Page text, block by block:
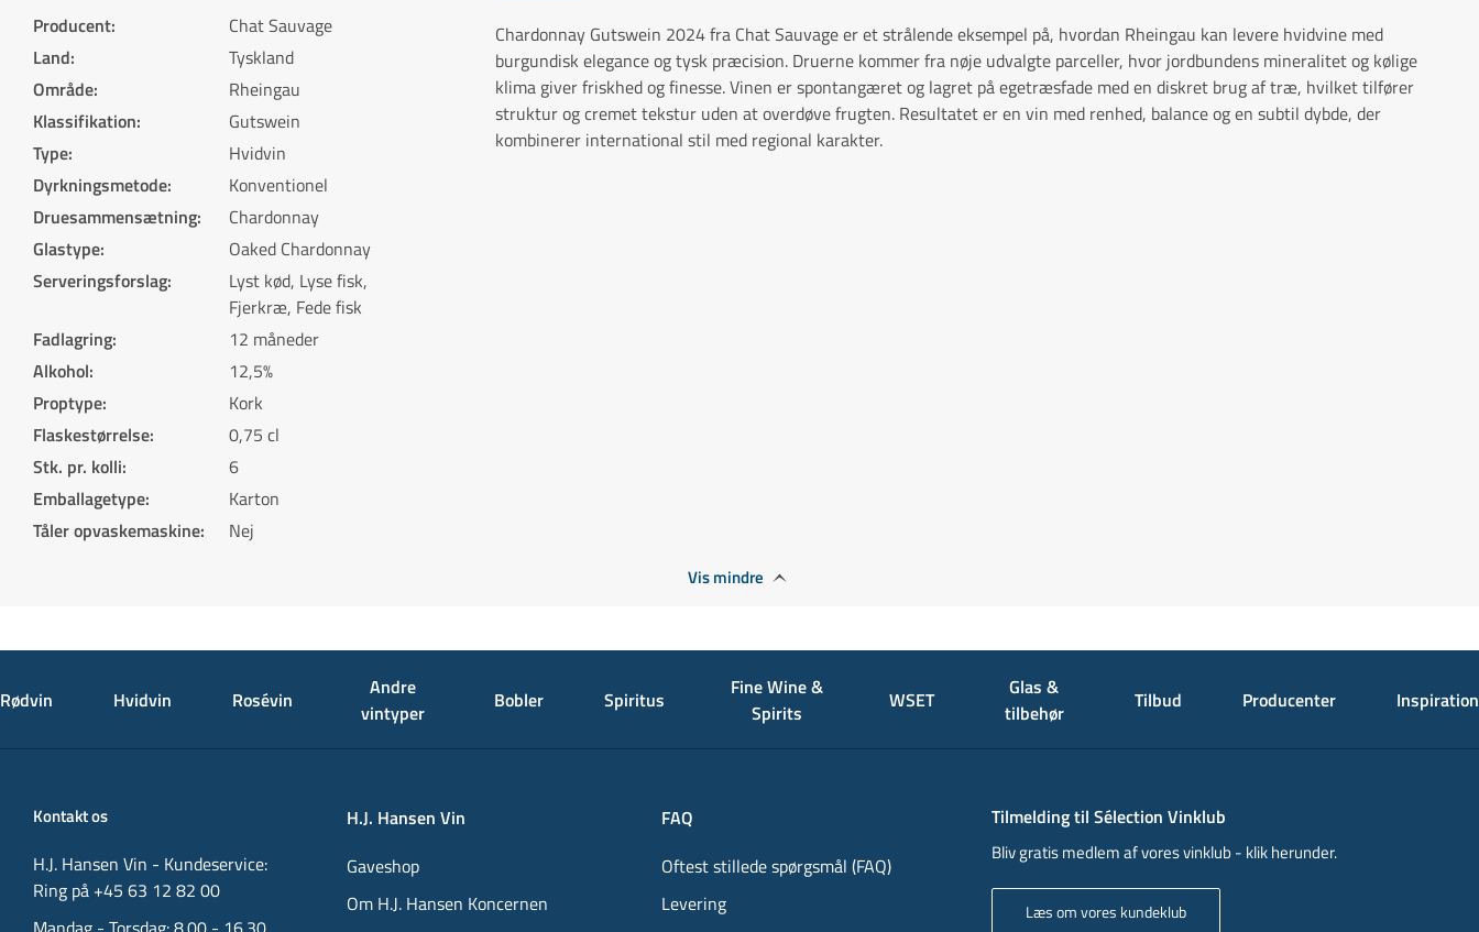
Producent:
Chat Sauvage
Land:
Tyskland
Område:
Rheingau
Klassifikation:
Gutswein
Type:
Hvidvin
Dyrkningsmetode:
Konventionel
Druesammensætning:
Chardonnay
Glastype:
Oaked Chardonnay
Serveringsforslag:
Lyst kød, Lyse fisk,
Fjerkræ, Fede fisk
Fadlagring:
12 måneder
Alkohol:
12,5%
Proptype:
Kork
Flaskestørrelse:
0,75 cl
Stk. pr. kolli:
6
Emballagetype:
Karton
Tåler opvaskemaskine: Nej
Chardonnay Gutswein 2024 fra Chat Sauvage er et strålende eksempel på, hvordan Rheingau kan levere hvidvine med
burgundisk elegance og tysk præcision. Druerne kommer fra nøje udvalgte parceller, hvor jordbundens mineralitet og kølige
klima giver friskhed og finesse. Vinen er spontangæret og lagret på egetræsfade med en diskret brug af træ, hvilket tilfører
struktur og cremet tekstur uden at overdøve frugten. Resultatet er en vin med renhed, balance og en subtil dybde, der
kombinerer international stil med regional karakter.
Vis mindre
Rødvin Hvidvin Rosévin
Andre
vintyper
Bobler Spiritus
Fine Wine &
Spirits
WSET
Glas &
tilbehør
Tilbud Producenter Inspiration
Kontakt os
H.J. Hansen Vin - Kundeservice:
Ring på +45 63 12 82 00
H.J. Hansen Vin
Gaveshop
Om H.J. Hansen Koncernen
FAQ
Oftest stillede spørgsmål (FAQ)
Levering
Tilmelding til Sélection Vinklub
Bliv gratis medlem af vores vinklub - klik herunder.
Læs om vores kundeklub